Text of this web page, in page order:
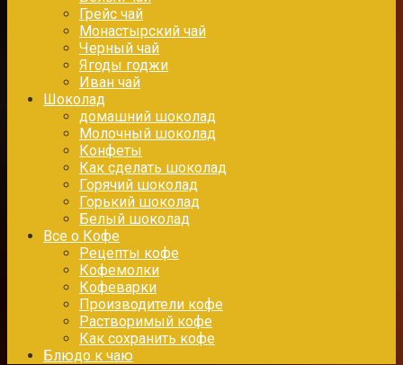
Грейс чай
Монастырский чай
Черный чай
Ягоды годжи
Иван чай
Шоколад
домашний шоколад
Молочный шоколад
Конфеты
Как сделать шоколад
Горячий шоколад
Горький шоколад
Белый шоколад
Все о Кофе
Рецепты кофе
Кофемолки
Кофеварки
Производители кофе
Растворимый кофе
Как сохранить кофе
Блюдо к чаю